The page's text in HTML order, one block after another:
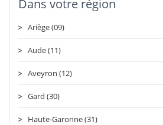
Dans votre région
Ariège (09)
Aude (11)
Aveyron (12)
Gard (30)
Haute-Garonne (31)